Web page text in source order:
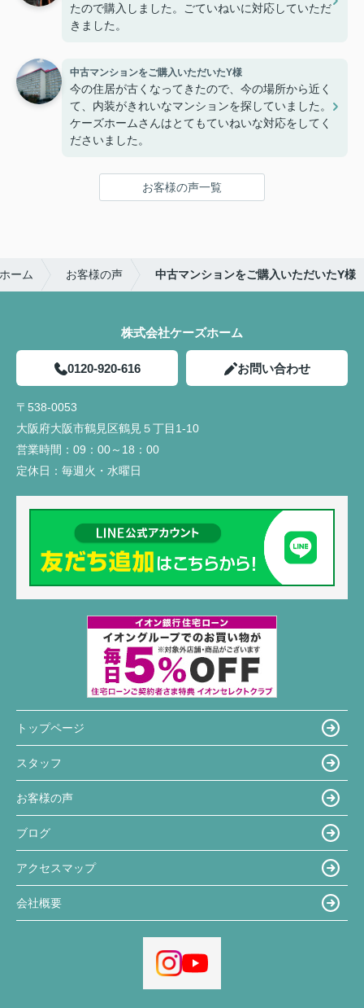
たので購入しました。ごていねいに対応していただ
きました。
中古マンションをご購入いただいたY様
今の住居が古くなってきたので、今の場所から近く
て、内装がきれいなマンションを探していました。
ケーズホームさんはとてもていねいな対応をしてく
ださいました。
お客様の声一覧
ーム お客様の声 中古マンションをご購入いただいたY様
株式会社ケーズホーム
0120-920-616 お問い合わせ
〒538-0053
大阪府大阪市鶴見区鶴見５丁目1-10
営業時間： 09：00～18：00
定休日： 毎週火・水曜日
トップページ
スタッフ
お客様の声
ブログ
アクセスマップ
会社概要